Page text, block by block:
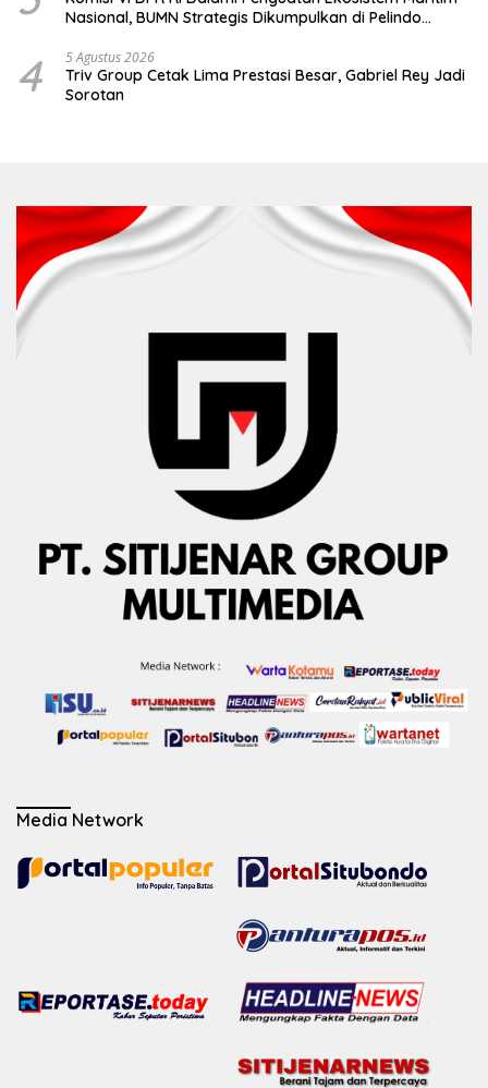
Nasional, BUMN Strategis Dikumpulkan di Pelindo
4 5 Agustus 2026
Triv Group Cetak Lima Prestasi Besar, Gabriel Rey Jadi
Sorotan
Media Network